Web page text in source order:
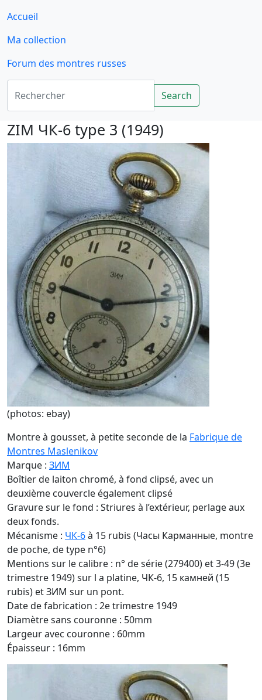
Accueil
Ma collection
Forum des montres russes
Rechercher
Search
ZIM ЧК-6 type 3 (1949)
(photos: ebay)
Montre à gousset, à petite seconde de la Fabrique de
Montres Maslenikov
Marque : ЗИМ
Boîtier de laiton chromé, à fond clipsé, avec un
deuxième couvercle également clipsé
Gravure sur le fond : Striures à l’extérieur, perlage aux
deux fonds.
Mécanisme : ЧК-6à 15 rubis (Часы Карманные, montre
de poche, de type n°6)
Mentions sur le calibre : n° de série (279400) et 3-49 (3e
trimestre 1949) sur l a platine, ЧК-6, 15 камней (15
rubis) et ЗИМ sur un pont.
Date de fabrication : 2e trimestre 1949
Diamètre sans couronne : 50mm
Largeur avec couronne : 60mm
Épaisseur : 16mm